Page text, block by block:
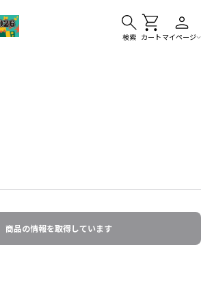
検索 カート マイページ
商品の情報を取得しています